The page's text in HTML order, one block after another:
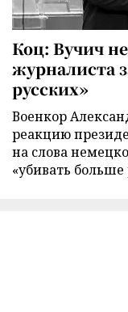
Коц: Вучич
журналиста
русских»
Военкор
реакцию
на слова
«убивать больше